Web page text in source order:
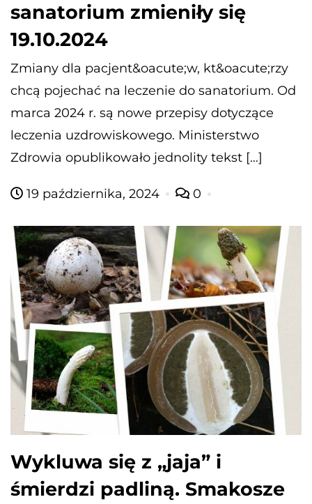
sanatorium zmieniły się
19.10.2024
Zmiany dla pacjent&oacute;w, kt&oacute;rzy
chcą pojechać na leczenie do sanatorium. Od
marca 2024 r. są nowe przepisy dotyczące
leczenia uzdrowiskowego. Ministerstwo
Zdrowia opublikowało jednolity tekst […]
19 października, 2024 0
Wykluwa się z „jaja” i
śmierdzi padliną. Smakosze